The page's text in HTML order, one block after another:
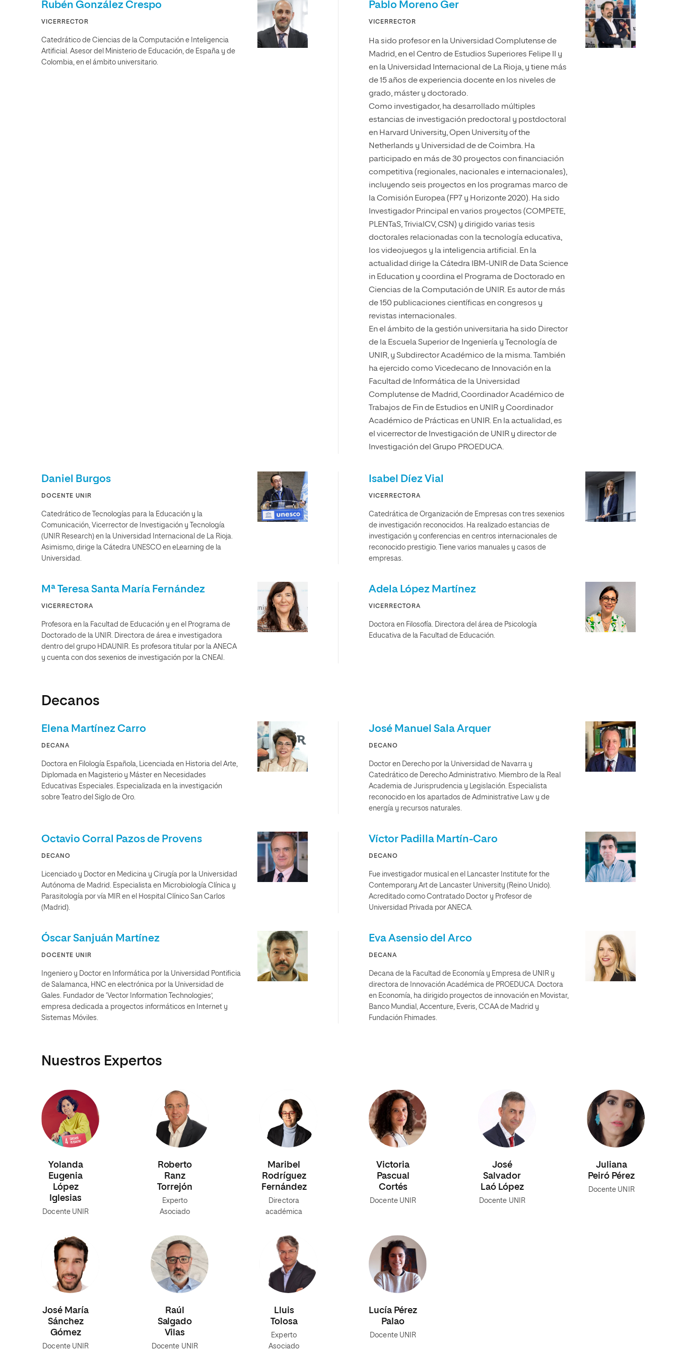
Rubén González Crespo
VICERRECTOR
Catedrático de Ciencias de la Computación e Inteligencia
Artificial. Asesor del Ministerio de Educación, de España y de
Colombia, en el ámbito universitario.
Pablo Moreno Ger
VICERRECTOR
Ha sido profesor en la Universidad Complutense de
Madrid, en el Centro de Estudios Superiores Felipe II y
en la Universidad Internacional de La Rioja, y tiene más
de 15 años de experiencia docente en los niveles de
grado, máster y doctorado.
Como investigador, ha desarrollado múltiples
estancias de investigación predoctoral y postdoctoral
en Harvard University, Open University of the
Netherlands y Universidad de de Coimbra. Ha
participado en más de 30 proyectos con financiación
competitiva (regionales, nacionales e internacionales),
incluyendo seis proyectos en los programas marco de
la Comisión Europea (FP7 y Horizonte 2020). Ha sido
Investigador Principal en varios proyectos (COMPETE,
PLENTaS, TrivialCV, CSN) y dirigido varias tesis
doctorales relacionadas con la tecnología educativa,
los videojuegos y la inteligencia artificial. En la
actualidad dirige la Cátedra IBM-UNIR de Data Science
in Education y coordina el Programa de Doctorado en
Ciencias de la Computación de UNIR. Es autor de más
de 150 publicaciones científicas en congresos y
revistas internacionales.
En el ámbito de la gestión universitaria ha sido Director
de la Escuela Superior de Ingeniería y Tecnología de
UNIR, y Subdirector Académico de la misma. También
ha ejercido como Vicedecano de Innovación en la
Facultad de Informática de la Universidad
Complutense de Madrid, Coordinador Académico de
Trabajos de Fin de Estudios en UNIR y Coordinador
Académico de Prácticas en UNIR. En la actualidad, es
el vicerrector de Investigación de UNIR y director de
Investigación del Grupo PROEDUCA.
Daniel Burgos
DOCENTE UNIR
Catedrático de Tecnologías para la Educación y la
Comunicación, Vicerrector de Investigación y Tecnología
(UNIR Research) en la Universidad Internacional de La Rioja.
Asimismo, dirige la Cátedra UNESCO en eLearning de la
Universidad.
Isabel Díez Vial
VICERRECTORA
Catedrática de Organización de Empresas con tres sexenios
de investigación reconocidos. Ha realizado estancias de
investigación y conferencias en centros internacionales de
reconocido prestigio. Tiene varios manuales y casos de
empresas.
Mª Teresa Santa María Fernández
VICERRECTORA
Profesora en la Facultad de Educación y en el Programa de
Doctorado de la UNIR. Directora de área e investigadora
dentro del grupo HDAUNIR. Es profesora titular por la ANECA
y cuenta con dos sexenios de investigación por la CNEAI.
Adela López Martínez
VICERRECTORA
Doctora en Filosofía. Directora del área de Psicología
Educativa de la Facultad de Educación.
Decanos
Elena Martínez Carro
DECANA
Doctora en Filología Española, Licenciada en Historia del Arte,
Diplomada en Magisterio y Máster en Necesidades
Educativas Especiales. Especializada en la investigación
sobre Teatro del Siglo de Oro.
José Manuel Sala Arquer
DECANO
Doctor en Derecho por la Universidad de Navarra y
Catedrático de Derecho Administrativo. Miembro de la Real
Academia de Jurisprudencia y Legislación. Especialista
reconocido en los apartados de Administrative Law y de
energía y recursos naturales.
Octavio Corral Pazos de Provens
DECANO
Licenciado y Doctor en Medicina y Cirugía por la Universidad
Autónoma de Madrid. Especialista en Microbiología Clínica y
Parasitología por vía MIR en el Hospital Clínico San Carlos
(Madrid).
Víctor Padilla Martín-Caro
DECANO
Fue investigador musical en el Lancaster Institute for the
Contemporary Art de Lancaster University (Reino Unido).
Acreditado como Contratado Doctor y Profesor de
Universidad Privada por ANECA.
Óscar Sanjuán Martínez
DOCENTE UNIR
Ingeniero y Doctor en Informática por la Universidad Pontificia
de Salamanca, HNC en electrónica por la Universidad de
Gales. Fundador de ‘Vector Information Technologies’,
empresa dedicada a proyectos informáticos en Internet y
Sistemas Móviles.
Eva Asensio del Arco
DECANA
Decana de la Facultad de Economía y Empresa de UNIR y
directora de Innovación Académica de PROEDUCA. Doctora
en Economía, ha dirigido proyectos de innovación en Movistar,
Banco Mundial, Accenture, Everis, CCAA de Madrid y
Fundación Fhimades.
Nuestros Expertos
Yolanda
Eugenia
López
Iglesias
Docente UNIR
Roberto
Ranz
Torrejón
Experto
Asociado
Maribel
Rodríguez
Fernández
Directora
académica
Victoria
Pascual
Cortés
Docente UNIR
José
Salvador
Laó López
Docente UNIR
Juliana
Peiró Pérez
Docente UNIR
José María
Sánchez
Gómez
Docente UNIR
Raúl
Salgado
Vilas
Docente UNIR
Lluis
Tolosa
Experto
Asociado
Lucía Pérez
Palao
Docente UNIR